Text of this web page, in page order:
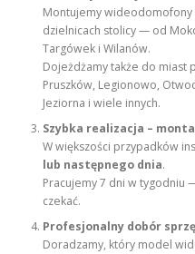
Montujemy wideodomofony
dzielnicach stolicy — od
Targówek i Wilanów.
Dojeżdżamy także do miast
Pruszków, Legionowo,
Jeziorna i wiele innych.
Szybka realizacja –
W większości przypadków
lub następnego dnia.
Pracujemy 7 dni w
czekać.
Profesjonalny dobór
Doradzamy, który model